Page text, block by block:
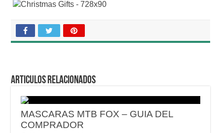
Articulos relacionados
MASCARAS MTB FOX – GUIA DEL
COMPRADOR